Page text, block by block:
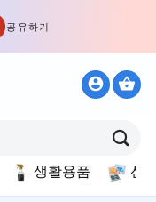
공유하기
생활용품 선